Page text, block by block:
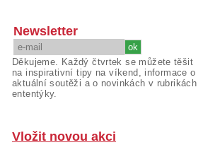
Newsletter
Děkujeme. Každý čtvrtek se můžete těšit
na inspirativní tipy na víkend, informace o
aktuální soutěži a o novinkách v rubrikách
ententýky.
Vložit novou akci